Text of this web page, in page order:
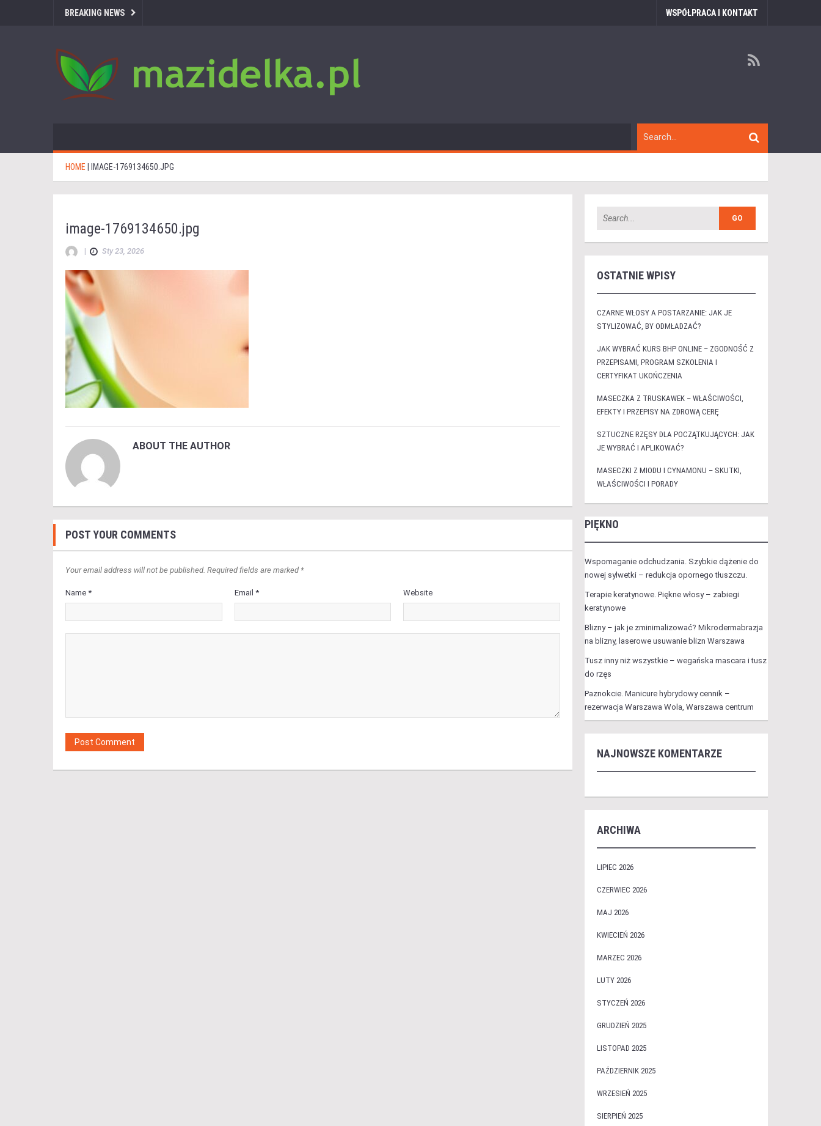
BREAKING NEWS WSPÓŁPRACA I KONTAKT
HOME IMAGE-1769134650.JPG
image-1769134650.jpg
| Sty 23, 2026
ABOUT THE AUTHOR
POST YOUR COMMENTS
Your email address will not be published. Required fields are marked *
Name * Email * Website
OSTATNIE WPISY
CZARNE WŁOSY A POSTARZANIE: JAK JE
STYLIZOWAĆ, BY ODMŁADZAĆ?
JAK WYBRAĆ KURS BHP ONLINE – ZGODNOŚĆ Z
PRZEPISAMI, PROGRAM SZKOLENIA I
CERTYFIKAT UKOŃCZENIA
MASECZKA Z TRUSKAWEK – WŁAŚCIWOŚCI,
EFEKTY I PRZEPISY NA ZDROWĄ CERĘ
SZTUCZNE RZĘSY DLA POCZĄTKUJĄCYCH: JAK
JE WYBRAĆ I APLIKOWAĆ?
MASECZKI Z MIODU I CYNAMONU – SKUTKI,
WŁAŚCIWOŚCI I PORADY
PIĘKNO
Wspomaganie odchudzania. Szybkie dążenie do
nowej sylwetki – redukcja opornego tłuszczu.
Terapie keratynowe. Piękne włosy – zabiegi
keratynowe
Blizny – jak je zminimalizować? Mikrodermabrazja
na blizny, laserowe usuwanie blizn Warszawa
Tusz inny niż wszystkie – wegańska mascara i tusz
do rzęs
Paznokcie. Manicure hybrydowy cennik –
rezerwacja Warszawa Wola, Warszawa centrum
NAJNOWSZE KOMENTARZE
ARCHIWA
LIPIEC 2026
CZERWIEC 2026
MAJ 2026
KWIECIEŃ 2026
MARZEC 2026
LUTY 2026
STYCZEŃ 2026
GRUDZIEŃ 2025
LISTOPAD 2025
PAŹDZIERNIK 2025
WRZESIEŃ 2025
SIERPIEŃ 2025